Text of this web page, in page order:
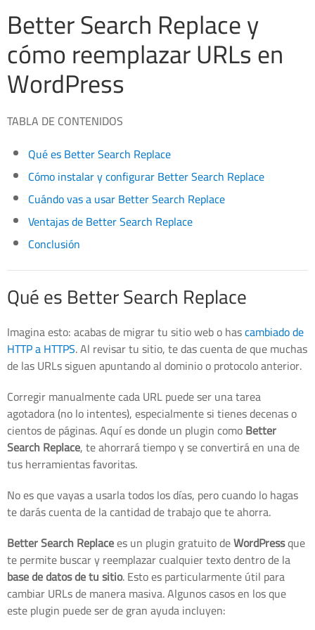
Better Search Replace y
cómo reemplazar URLs en
WordPress
TABLA DE CONTENIDOS
Qué es Better Search Replace
Cómo instalar y configurar Better Search Replace
Cuándo vas a usar Better Search Replace
Ventajas de Better Search Replace
Conclusión
Qué es Better Search Replace
Imagina esto: acabas de migrar tu sitio web o hascambiado de
HTTP a HTTPS. Al revisar tu sitio, te das cuenta de que muchas
de las URLs siguen apuntando al dominio o protocolo anterior.
Corregir manualmente cada URL puede ser una tarea
agotadora (no lo intentes), especialmente si tienes decenas o
cientos de páginas. Aquí es donde un plugin comoBetter
Search Replace, te ahorrará tiempo y se convertirá en una de
tus herramientas favoritas.
No es que vayas a usarla todos los días, pero cuando lo hagas
te darás cuenta de la cantidad de trabajo que te ahorra.
Better Search Replacees un plugin gratuito deWordPressque
te permite buscar y reemplazar cualquier texto dentro de la
base de datos de tu sitio. Esto es particularmente útil para
cambiar URLs de manera masiva. Algunos casos en los que
este plugin puede ser de gran ayuda incluyen: